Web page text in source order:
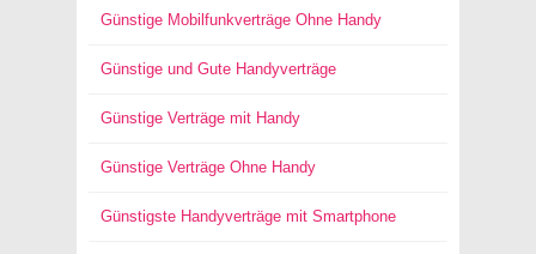
Günstige Mobilfunkverträge Ohne Handy
Günstige und Gute Handyverträge
Günstige Verträge mit Handy
Günstige Verträge Ohne Handy
Günstigste Handyverträge mit Smartphone